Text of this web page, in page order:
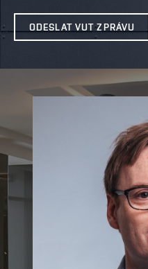
ODESLAT VUT ZPRÁVU